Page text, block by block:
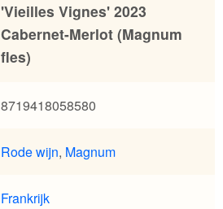
'Vieilles Vignes' 2023
Cabernet-Merlot (Magnum
fles)
8719418058580
Rode wijn, Magnum
Frankrijk